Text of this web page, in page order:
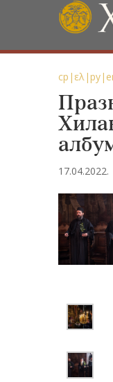
ср | ελ|ру|
17.04.2022.